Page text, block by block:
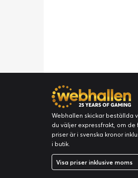
Webhallen skickar beställda
du väljer expressfrakt, om de
priser är i svenska kronor
i butik.
Visa priser inklusive moms